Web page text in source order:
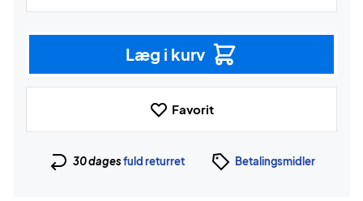
Læg i kurv
Favorit
30 dagesfuld returret Betalingsmidler